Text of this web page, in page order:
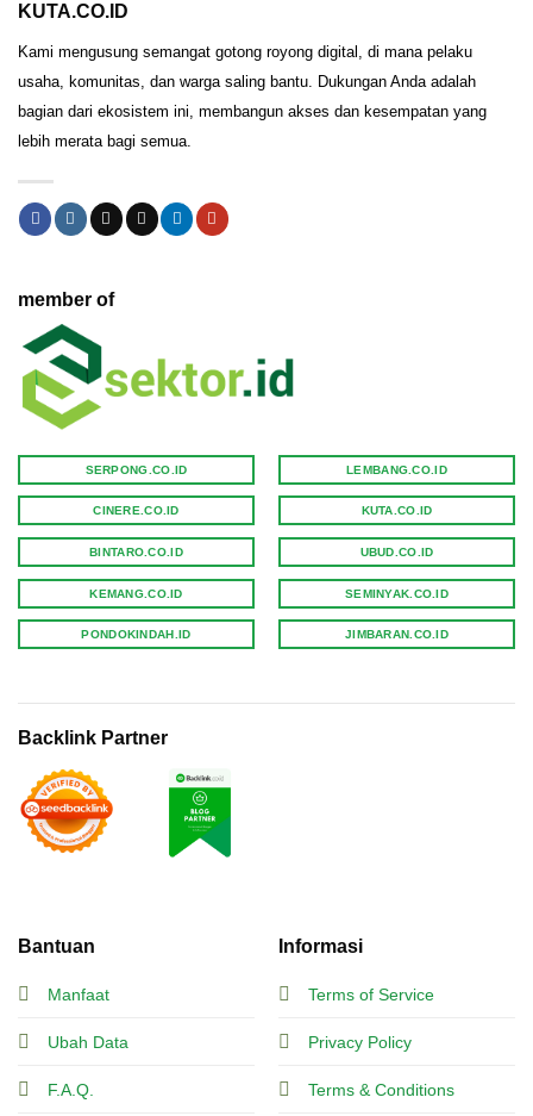
KUTA.CO.ID
Kami mengusung semangat gotong royong digital, di mana pelaku
usaha, komunitas, dan warga saling bantu. Dukungan Anda adalah
bagian dari ekosistem ini, membangun akses dan kesempatan yang
lebih merata bagi semua.
Bantuan
Manfaat
Ubah Data
F.A.Q.
Informasi
Terms of Service
Privacy Policy
Terms & Conditions
member of
SERPONG.CO.ID
CINERE.CO.ID
BINTARO.CO.ID
KEMANG.CO.ID
PONDOKINDAH.ID
LEMBANG.CO.ID
KUTA.CO.ID
UBUD.CO.ID
SEMINYAK.CO.ID
JIMBARAN.CO.ID
Backlink Partner